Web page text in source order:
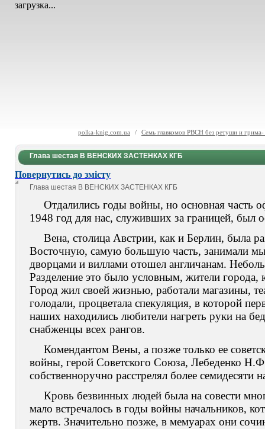
загрузка...
polka-knig.com.ua / Семь главкомов РВСН без ретуши и
Глава шестая В ВЕНСКИХ ЗАСТЕНКАХ КГБ
Повернутись до змісту
Глава шестая В ВЕНСКИХ ЗАСТЕНКАХ КГБ
Отдалились годы войны, но основная часть
1948 год для нас, служивших за границей, был
Вена, столица Австрии, как и Берлин, была
Восточную, самую большую часть, занимали
дворцами и виллами отошел англичанам.
Разделение это было условным, жители
Город жил своей жизнью, работали магазины,
голодали, процветала спекуляция, в которой
наших находились любители нагреть руки на
снабженцы всех рангов.
Комендантом Вены, а позже только ее
войны, герой Советского Союза, Лебеденко
собственноручно расстрелял более
Кровь безвинных людей была на совести
мало встречалось в годы войны начальников,
жертв. Значительно позже, в мемуарах они